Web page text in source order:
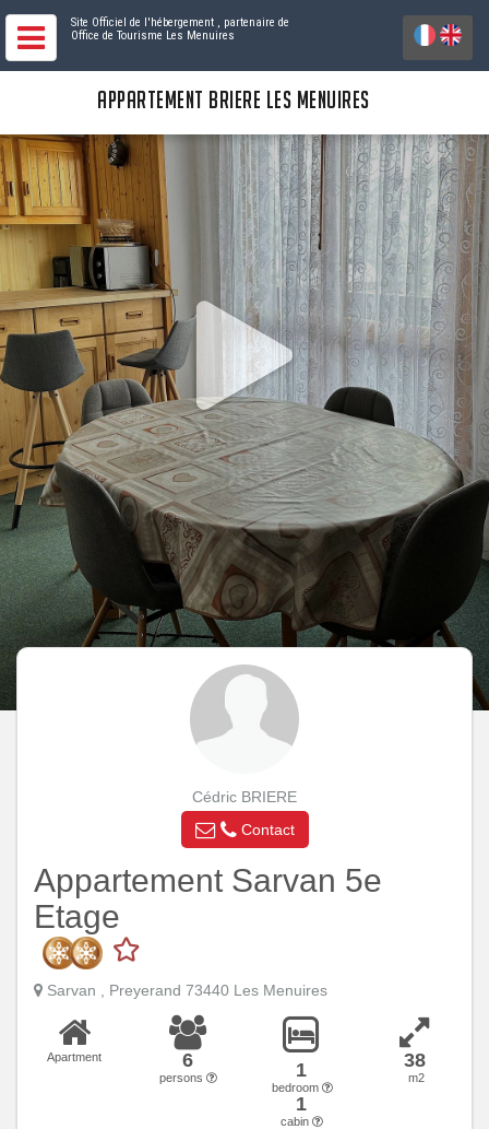
Site Officiel de l'hébergement , partenaire de
Office de Tourisme Les Menuires
APPARTEMENT BRIERE LES MENUIRES
Cédric BRIERE
Contact
Appartement Sarvan 5e
Etage
Sarvan , Preyerand 73440 Les Menuires
Apartment 6
persons 1
bedroom
1
cabin
38
m2